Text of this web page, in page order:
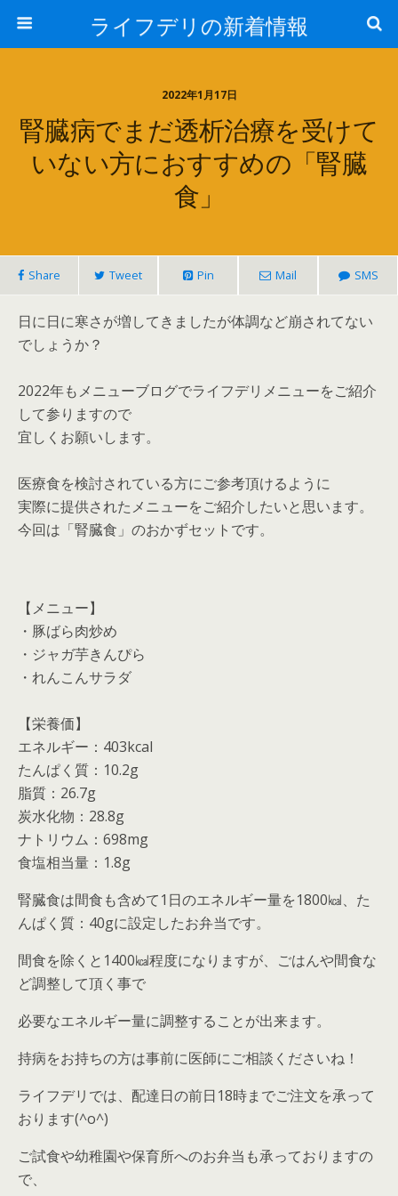
ライフデリの新着情報
2022年1月17日
腎臓病でまだ透析治療を受けて
いない方におすすめの「腎臓
食」
Share Tweet Pin Mail SMS
日に日に寒さが増してきましたが体調など崩されてない
でしょうか？
2022年もメニューブログでライフデリメニューをご紹介
して参りますので
宜しくお願いします。
医療食を検討されている方にご参考頂けるように
実際に提供されたメニューをご紹介したいと思います。
今回は「腎臓食」のおかずセットです。
【メニュー】
・豚ばら肉炒め
・ジャガ芋きんぴら
・れんこんサラダ
【栄養価】
エネルギー：403kcal
たんぱく質：10.2g
脂質：26.7g
炭水化物：28.8g
ナトリウム：698mg
食塩相当量：1.8g
腎臓食は間食も含めて1日のエネルギー量を1800㎉、た
んぱく質：40gに設定したお弁当です。
間食を除くと1400㎉程度になりますが、ごはんや間食な
ど調整して頂く事で
必要なエネルギー量に調整することが出来ます。
持病をお持ちの方は事前に医師にご相談くださいね！
ライフデリでは、配達日の前日18時までご注文を承って
おります(^o^)
ご試食や幼稚園や保育所へのお弁当も承っておりますの
で、